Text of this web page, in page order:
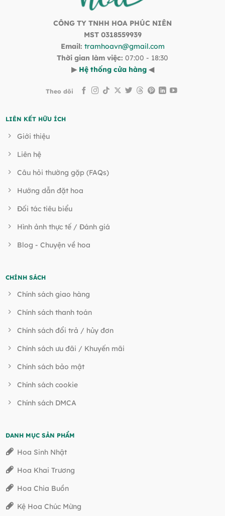
CÔNG TY TNHH HOA PHÚC NIÊN
MST 0318559939
Email: tramhoavn@gmail.com
Thời gian làm việc: 07:00 - 18:30
▶ Hệ thống cửa hàng ◀
Theo dõi
LIÊN KẾT HỮU ÍCH
Giới thiệu
Liên hệ
Câu hỏi thường gặp (FAQs)
Hướng dẫn đặt hoa
Đối tác tiêu biểu
Hình ảnh thực tế / Đánh giá
Blog - Chuyện về hoa
CHÍNH SÁCH
Chính sách giao hàng
Chính sách thanh toán
Chính sách đổi trả / hủy đơn
Chính sách ưu đãi / Khuyến mãi
Chính sách bảo mật
Chính sách cookie
Chính sách DMCA
DANH MỤC SẢN PHẨM
Hoa Sinh Nhật
Hoa Khai Trương
Hoa Chia Buồn
Kệ Hoa Chúc Mừng